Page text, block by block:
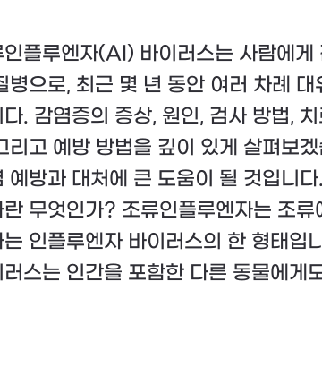
인플루엔자(AI) 바이러스는 사람에게
병으로, 최근 몇 년 동안 여러 차례 대
다. 감염증의 증상, 원인, 검사 방법,
리고 예방 방법을 깊이 있게 살펴보
예방과 대처에 큰 도움이 될 것입니
란 무엇인가? 조류인플루엔자는 조류
는 인플루엔자 바이러스의 한 형태입
러스는 인간을 포함한 다른 동물에게